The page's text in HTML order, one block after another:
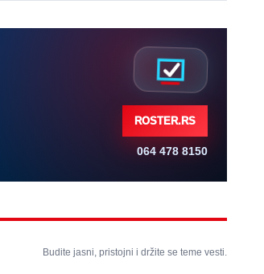
ROSTER.RS
064 478 8150
Budite jasni, pristojni i držite se teme vesti.